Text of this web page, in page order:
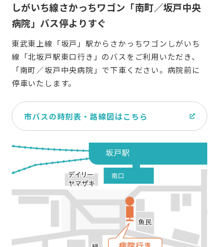
しがいち線さかっちワゴン「南町／坂戸中央
病院」バス停よりすぐ
東武東上線「坂戸」駅からさかっちワゴンしがいち
線「北坂戸駅東口行き」のバスをご利用いただき、
「南町／坂戸中央病院」で下車ください。病院前に
停車いたします。
市バスの時刻表・路線図はこちら